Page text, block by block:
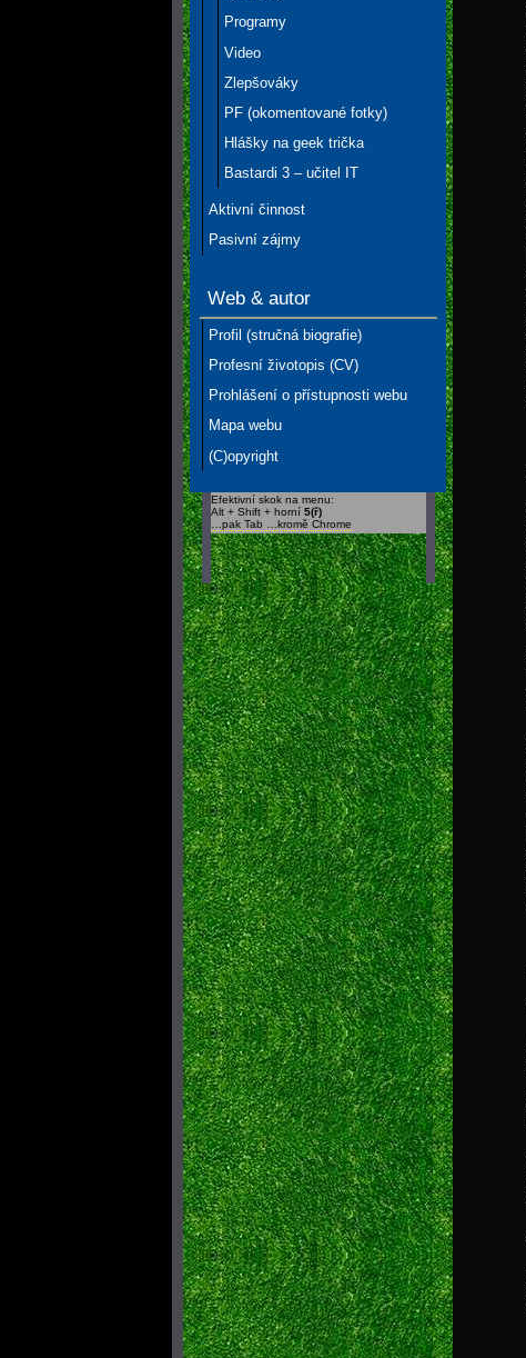
Programy
Video
Zlepšováky
PF (okomentované fotky)
Hlášky na geek trička
Bastardi 3 – učitel IT
Aktivní činnost
Pasivní zájmy
Web & autor
Profil (stručná biografie)
Profesní životopis (CV)
Prohlášení o přístupnosti webu
Mapa webu
(C)opyright
Efektivní skok na menu:
Alt + Shift + horní5(ř)
…pak Tab …kromě Chrome